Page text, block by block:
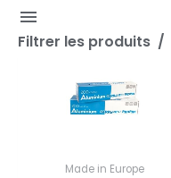
Filtrer les produits
Made in Europe